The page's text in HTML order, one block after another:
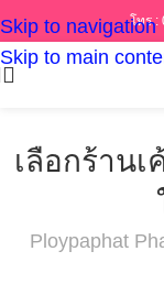
Skip to navigation
Skip to main
โทร :
เลือกร้านเ
Ploypaphat